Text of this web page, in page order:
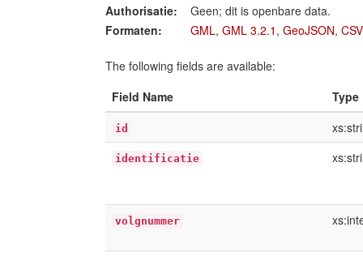
Authorisatie:
Geen; dit is openbare data.
Formaten:
GML, GML 3.2.1 , GeoJSON, CSV
The following fields are available:
Field Name
Type
id
identificatie
volgnummer